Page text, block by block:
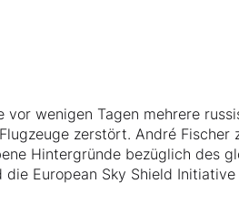
vor wenigen Tagen mehrere
zerstört. André Fischer
Hintergründe bezüglich des
European Sky Shield Initiative